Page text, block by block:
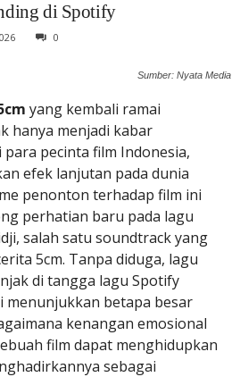
di Spotify
0
Sumber: Nyata Media
yang kembali ramai
hanya menjadi kabar
pecinta film Indonesia,
efek lanjutan pada dunia
penonton terhadap film ini
perhatian baru pada lagu
salah satu soundtrack yang
5cm. Tanpa diduga, lagu
di tangga lagu Spotify
menunjukkan betapa besar
kenangan emosional
film dapat menghidupkan
sebagai